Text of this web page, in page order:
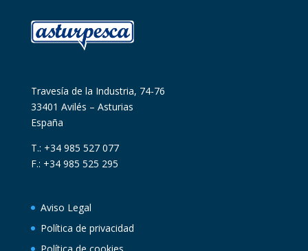
Travesía de la Industria, 74-76
33401 Avilés – Asturias
España
T.: +34 985 527 077
F.: +34 985 525 295
Aviso Legal
Política de privacidad